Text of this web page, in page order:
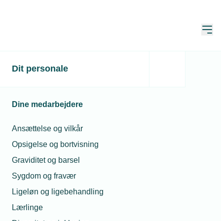
Dit personale
Dine medarbejdere
Ansættelse og vilkår
Opsigelse og bortvisning
Graviditet og barsel
Sygdom og fravær
Ligeløn og ligebehandling
Lærlinge
NemID lukker den 31.
Skrevet af: Mads Hagemann Petersen